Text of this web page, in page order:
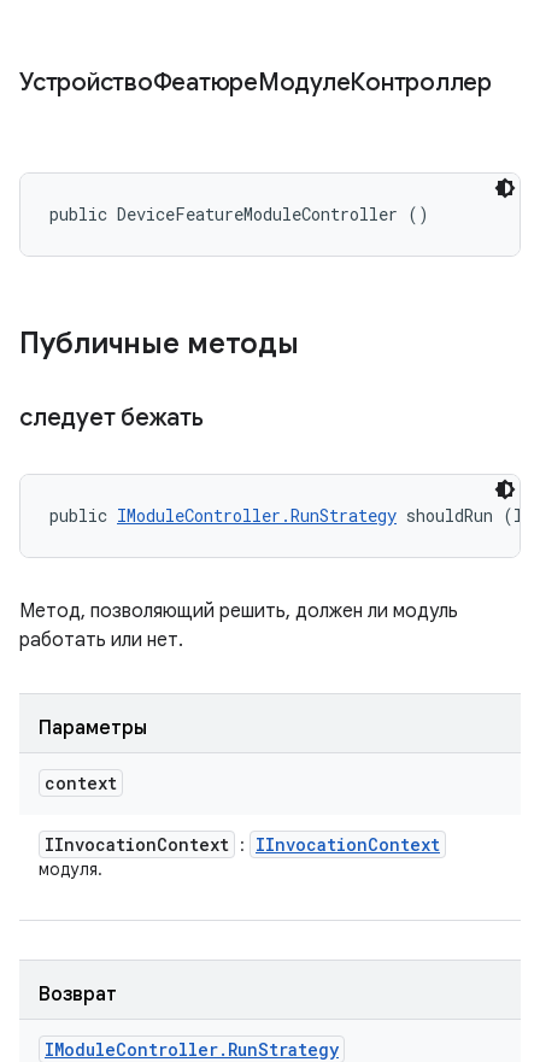
УстройствоФеатюреМодулеКонтроллер
public DeviceFeatureModuleController ()
Публичные методы
следует бежать
public IModuleController.RunStrategy shouldRun
Метод, позволяющий решить, должен ли модуль
работать или нет.
Параметры
context
IInvocationContext : IInvocationContext
модуля.
Возврат
IModuleController. RunStrategy